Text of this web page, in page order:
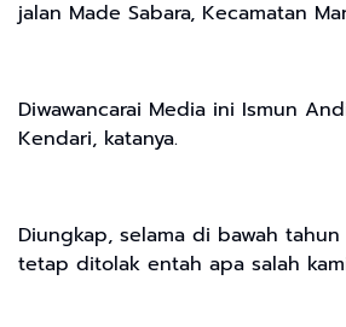
jalan Made Sabara, Kecamatan
Diwawancarai Media ini Ismun
Kendari, katanya.
Diungkap, selama di bawah
tetap ditolak entah apa salah